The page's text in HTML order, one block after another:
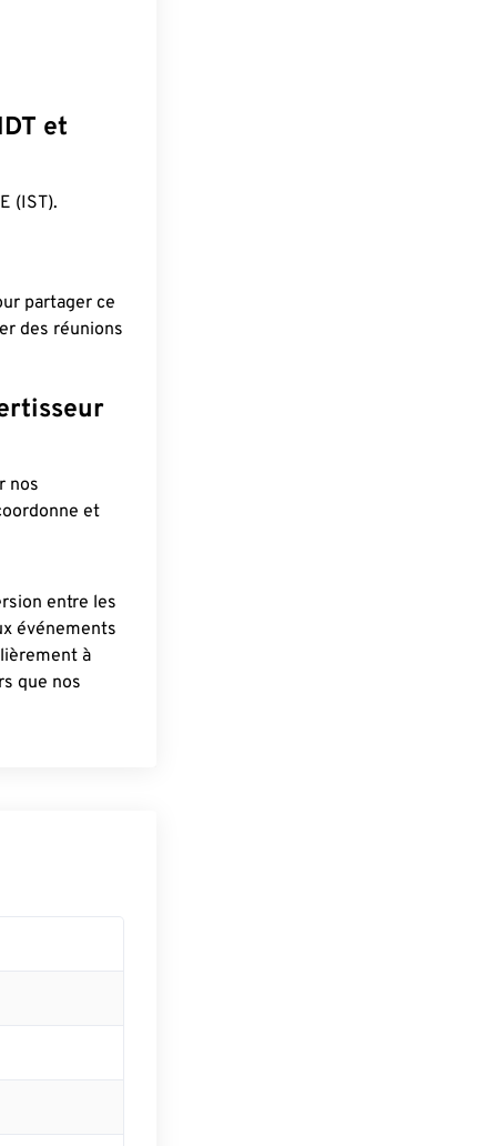
et
(IST).
partager ce
des réunions
nos
et
entre les
événements
à
que nos